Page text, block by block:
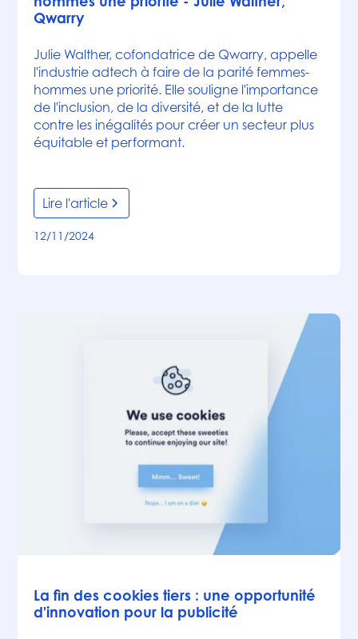
Qwarry
Julie Walther, cofondatrice de Qwarry, appelle
l'industrie adtech à faire de la parité femmes-
hommes une priorité. Elle souligne l'importance
de l'inclusion, de la diversité, et de la lutte
contre les inégalités pour créer un secteur plus
équitable et performant.
Lire l'article
12/11/2024
La fin des cookies tiers : une opportunité
d'innovation pour la publicité